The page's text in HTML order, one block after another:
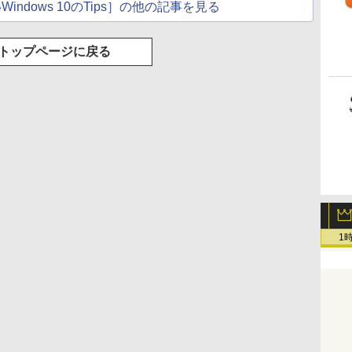
1
Windows 10のTips］の他の記事を見る
トップページに戻る